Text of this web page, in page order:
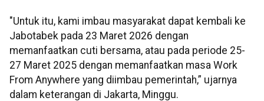
"Untuk itu, kami imbau masyarakat dapat kembali ke
Jabotabek pada 23 Maret 2026 dengan
memanfaatkan cuti bersama, atau pada periode 25-
27 Maret 2025 dengan memanfaatkan masa Work
From Anywhere yang diimbau pemerintah,” ujarnya
dalam keterangan di Jakarta, Minggu.